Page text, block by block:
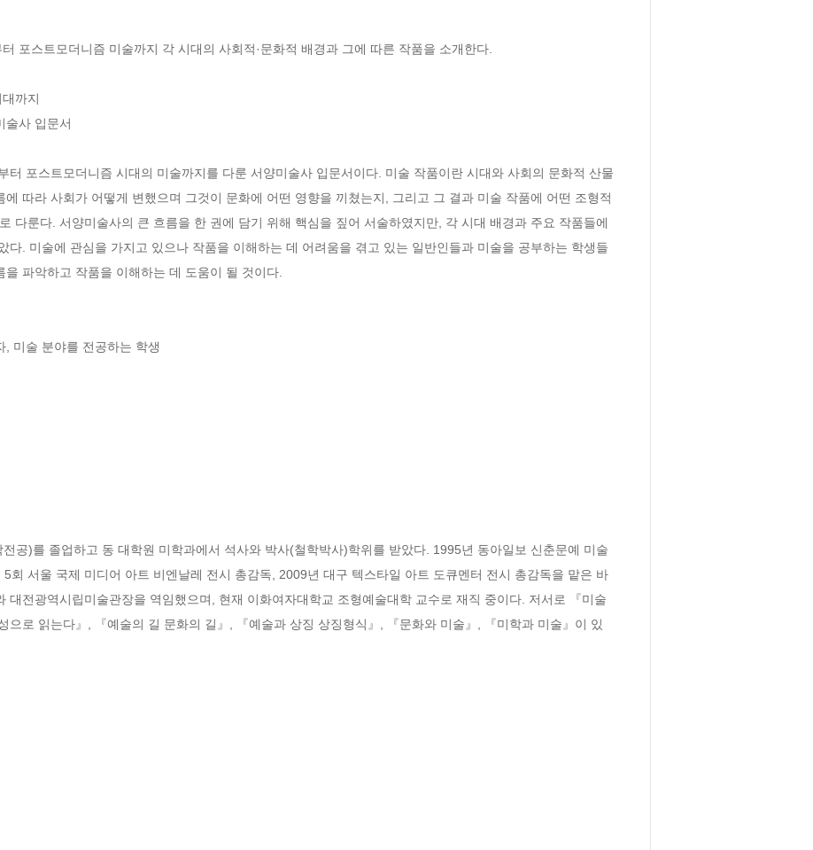
포스트모더니즘 미술까지 각 시대의 사회적·문화적 배경과 그에 따른 작품을 소개한다.
까지
술사 입문서
터 포스트모더니즘 시대의 미술까지를 다룬 서양미술사 입문서이다. 미술 작품이란 시대와 사회의 문화적 산물
따라 사회가 어떻게 변했으며 그것이 문화에 어떤 영향을 끼쳤는지, 그리고 그 결과 미술 작품에 어떤 조형적
다룬다. 서양미술사의 큰 흐름을 한 권에 담기 위해 핵심을 짚어 서술하였지만, 각 시대 배경과 주요 작품들에
다. 미술에 관심을 가지고 있으나 작품을 이해하는 데 어려움을 겪고 있는 일반인들과 미술을 공부하는 학생들
파악하고 작품을 이해하는 데 도움이 될 것이다.
미술 분야를 전공하는 학생
공)를 졸업하고 동 대학원 미학과에서 석사와 박사(철학박사)학위를 받았다. 1995년 동아일보 신춘문예 미술
회 서울 국제 미디어 아트 비엔날레 전시 총감독, 2009년 대구 텍스타일 아트 도큐멘터 전시 총감독을 맡은 바
대전광역시립미술관장을 역임했으며, 현재 이화여자대학교 조형예술대학 교수로 재직 중이다. 저서로 『미술
으로 읽는다』, 『예술의 길 문화의 길』, 『예술과 상징 상징형식』, 『문화와 미술』, 『미학과 미술』이 있